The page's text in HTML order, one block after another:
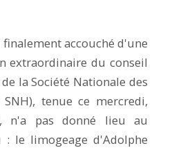
accouché d'une
extraordinaire du conseil
la Société Nationale des
tenue ce mercredi,
n'a pas donné lieu au
: le limogeage d'Adolphe